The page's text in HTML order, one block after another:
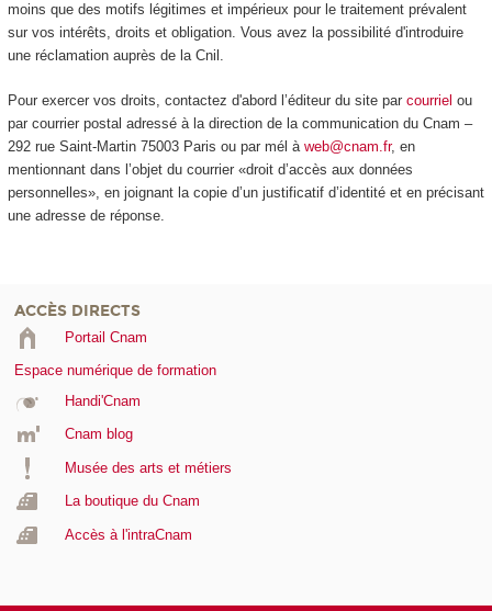
moins que des motifs légitimes et impérieux pour le traitement prévalent
sur vos intérêts, droits et obligation. Vous avez la possibilité d'introduire
une réclamation auprès de la Cnil.
Pour exercer vos droits, contactez d'abord l’éditeur du site par courriel ou
par courrier postal adressé à la direction de la communication du Cnam –
292 rue Saint-Martin 75003 Paris ou par mél à web@cnam.fr, en
mentionnant dans l’objet du courrier «droit d’accès aux données
personnelles», en joignant la copie d’un justificatif d’identité et en précisant
une adresse de réponse.
ACCÈS DIRECTS
Portail Cnam
Espace numérique de formation
Handi'Cnam
Cnam blog
Musée des arts et métiers
La boutique du Cnam
Accès à l'intraCnam